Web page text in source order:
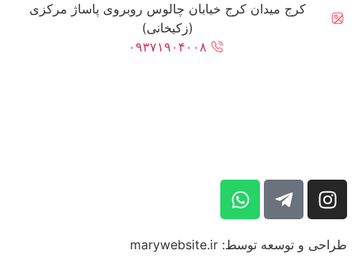
کرج میدان کرج خیابان چالوس روبروی پاساژ مرکزی
(زکیخانی)
۰۹۳۷۱۹۰۴۰۰۸
طراحی و توسعه توسط: marywebsite.ir